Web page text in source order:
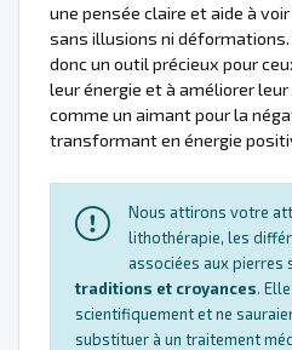
une pensée claire et aide à
sans illusions ni déformations.
donc un outil précieux pour
leur énergie et à améliorer
comme un aimant pour la
transformant en énergie
Nous attirons votre
lithothérapie, les
associées aux pierres
traditions et croyances.
scientifiquement et ne
substituer à un traitement